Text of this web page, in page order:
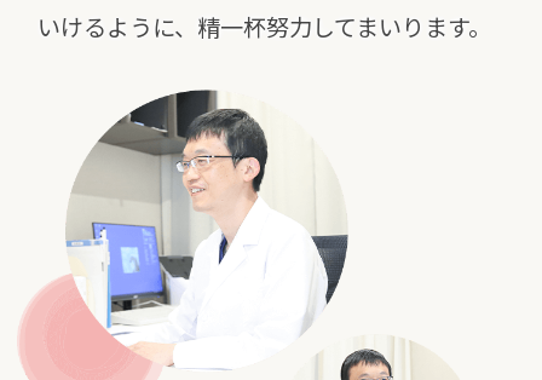
いけるように、精一杯努力してまいります。